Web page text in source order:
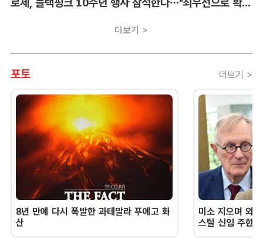
로제, 블랙핑크 10주년 행사 참석한다…"최우선으로 확정"
더보기 >
포토 더보기 >
8년 만에 다시 폭발한 과테말라 푸에고 화
산
미소 지으며 외
스틸 신임 주한